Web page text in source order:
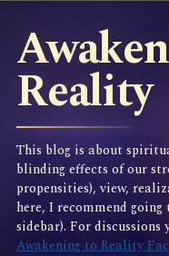
Reality
This blog is about
blinding effects of our
propensities), view,
here, I recommend
sidebar). For
Awakening to Reality